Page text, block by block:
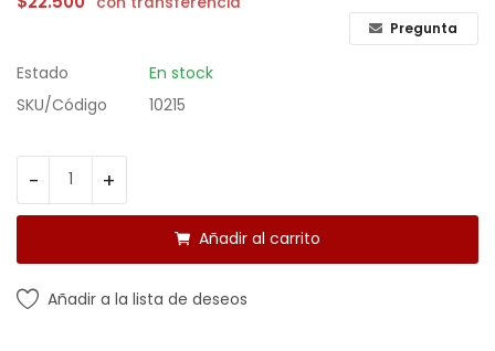
Acceso
Localización
ARS ($)
Pregunta
Estado
En stock
SKU/Código
10215
- +
Añadir al carrito
Añadir a la lista de deseos